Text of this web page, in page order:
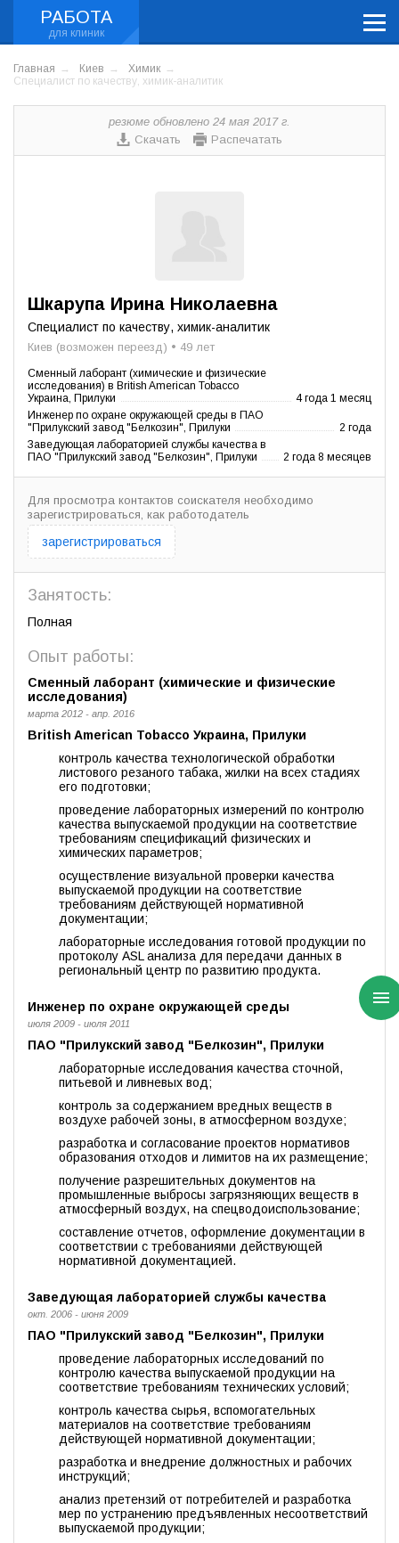
РАБОТА
Главная Киев
Химик
Специалист по качеству, химик-аналитик
резюме обновлено 24 мая 2017 г.
Скачать
Распечатать
Шкарупа Ирина Николаевна
Специалист по качеству, химик-аналитик
Киев (возможен переезд) • 49 лет
Сменный лаборант (химические и физические
исследования) в British American Tobacco
Украина, Прилуки
4 года 1 месяц
Инженер по охране окружающей среды в ПАО
"Прилукский завод "Белкозин", Прилуки
2 года
Заведующая лабораторией службы качества в
ПАО "Прилукский завод "Белкозин", Прилуки
2 года 8 месяцев
Для просмотра контактов соискателя необходимо
зарегистрироваться, как работодатель
зарегистрироваться
Занятость:
Полная
Опыт работы:
Сменный лаборант (химические и физические
исследования)
марта 2012 - апр. 2016
British American Tobacco Украина, Прилуки
контроль качества технологической обработки
листового резаного табака, жилки на всех стадиях
его подготовки;
проведение лабораторных измерений по контролю
качества выпускаемой продукции на соответствие
требованиям спецификаций физических и
химических параметров;
осуществление визуальной проверки качества
выпускаемой продукции на соответствие
требованиям действующей нормативной
документации;
лабораторные исследования готовой продукции по
протоколу ASL анализа для передачи данных в
региональный центр по развитию продукта.
Инженер по охране окружающей среды
июля 2009 - июля 2011
ПАО "Прилукский завод "Белкозин", Прилуки
лабораторные исследования качества сточной,
питьевой и ливневых вод;
контроль за содержанием вредных веществ в
воздухе рабочей зоны, в атмосферном воздухе;
разработка и согласование проектов нормативов
образования отходов и лимитов на их размещение;
получение разрешительных документов на
промышленные выбросы загрязняющих веществ в
атмосферный воздух, на спецводоиспользование;
составление отчетов, оформление документации в
соответствии с требованиями действующей
нормативной документацией.
Заведующая лабораторией службы качества
окт. 2006 - июня 2009
ПАО "Прилукский завод "Белкозин", Прилуки
проведение лабораторных исследований по
контролю качества выпускаемой продукции на
соответствие требованиям технических условий;
контроль качества сырья, вспомогательных
материалов на соответствие требованиям
действующей нормативной документации;
разработка и внедрение должностных и рабочих
инструкций;
анализ претензий от потребителей и разработка
мер по устранению предъявленных несоответствий
выпускаемой продукции;